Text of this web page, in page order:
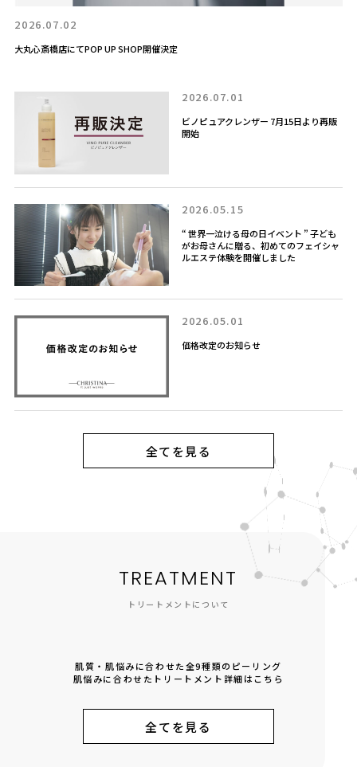
2026.07.02
大丸心斎橋店にてPOP UP SHOP開催決定
2026.07.01
ビノピュアクレンザー 7月15日より再販
開始
2026.05.15
“ 世界一泣ける母の日イベント ” 子ども
がお母さんに贈る、初めてのフェイシャ
ルエステ体験を開催しました
2026.05.01
価格改定のお知らせ
全てを見る
TREATMENT
トリートメントについて
肌質・肌悩みに合わせた全9種類のピーリング
肌悩みに合わせたトリートメント詳細はこちら
全てを見る